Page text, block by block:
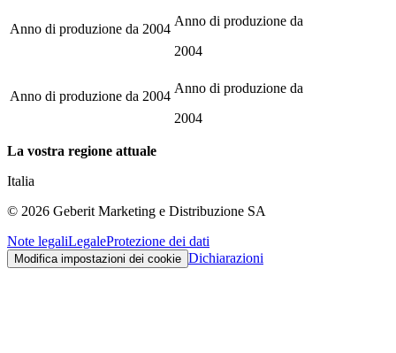
Anno di produzione da 2004
Anno di produzione da
2004
Anno di produzione da 2004
Anno di produzione da
2004
La vostra regione attuale
Italia
© 2026 Geberit Marketing e Distribuzione SA
Note legaliLegaleProtezione dei dati
Modifica impostazioni dei cookie Dichiarazioni